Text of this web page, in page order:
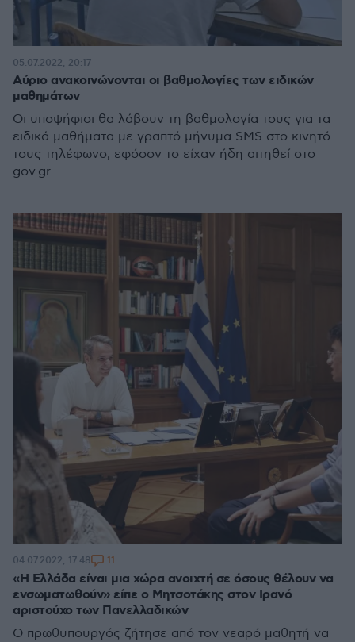
Αύριο ανακοινώνονται οι βαθμολογίες των ειδικών
μαθημάτων
Οι υποψήφιοι θα λάβουν τη βαθμολογία τους για τα
ειδικά μαθήματα με γραπτό μήνυμα SMS στο κινητό
τους τηλέφωνο, εφόσον το είχαν ήδη αιτηθεί στο
gov.gr
05.07.2022, 20:17
«Η Ελλάδα είναι μια χώρα ανοιχτή σε όσους θέλουν να
ενσωματωθούν» είπε ο Μητσοτάκης στον Ιρανό
αριστούχο των Πανελλαδικών
Ο πρωθυπουργός ζήτησε από τον νεαρό μαθητή να
04.07.2022, 17:48 11